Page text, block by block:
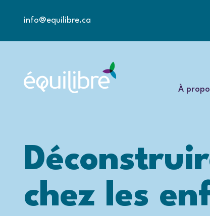
info@equilibre.ca
À
chez les